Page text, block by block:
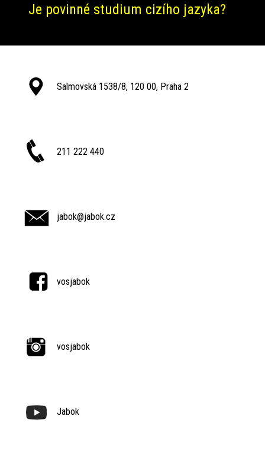
Je povinné studium cizího jazyka?
Salmovská 1538/8, 120 00, Praha 2
211 222 440
jabok@jabok.cz
vosjabok
vosjabok
Jabok